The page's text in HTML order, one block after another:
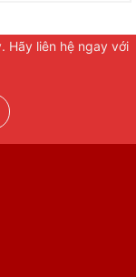
Hãy liên hệ ngay với